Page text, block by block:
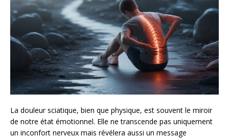
La douleur sciatique, bien que physique, est souvent le miroir
de notre état émotionnel. Elle ne transcende pas uniquement
un inconfort nerveux mais révélera aussi un message